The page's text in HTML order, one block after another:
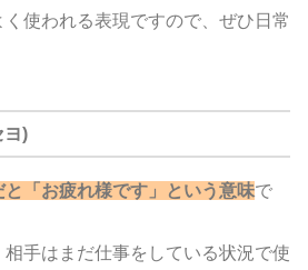
使われる表現ですので、ぜひ日常
ヨ)
と「お疲れ様です」という意味で
手はまだ仕事をしている状況で使